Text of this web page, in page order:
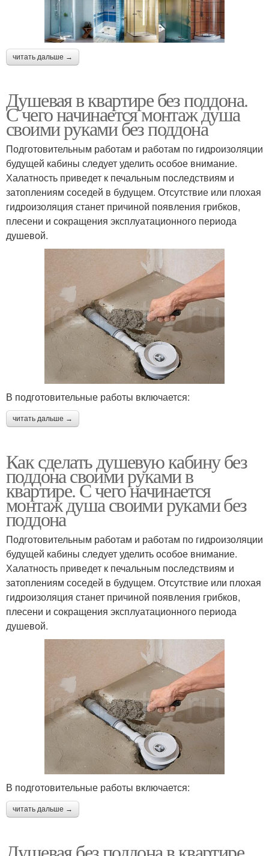
читать дальше →
Душевая в квартире без поддона.
С чего начинается монтаж душа
своими руками без поддона
Подготовительным работам и работам по гидроизоляции
будущей кабины следует уделить особое внимание.
Халатность приведет к печальным последствиям и
затоплениям соседей в будущем. Отсутствие или плохая
гидроизоляция станет причиной появления грибков,
плесени и сокращения эксплуатационного периода
душевой.
В подготовительные работы включается:
читать дальше →
Как сделать душевую кабину без
поддона своими руками в
квартире. С чего начинается
монтаж душа своими руками без
поддона
Подготовительным работам и работам по гидроизоляции
будущей кабины следует уделить особое внимание.
Халатность приведет к печальным последствиям и
затоплениям соседей в будущем. Отсутствие или плохая
гидроизоляция станет причиной появления грибков,
плесени и сокращения эксплуатационного периода
душевой.
В подготовительные работы включается:
читать дальше →